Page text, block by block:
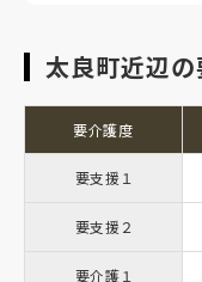
太良町近辺
要介護度
要支援１
要支援２
要介護１